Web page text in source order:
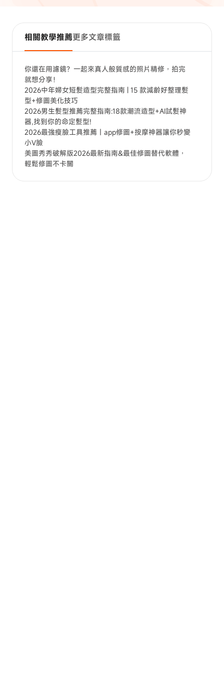
相關教學推薦更多文章標籤
你還在用濾鏡？一起來真人般質感的照片精修，拍完
就想分享！
2026中年婦女短髮造型完整指南 | 15 款減齡好整理髮
型+修圖美化技巧
2026男生髮型推薦完整指南:18款潮流造型+AI試髮神
器,找到你的命定髮型!
2026最強瘦臉工具推薦｜app修圖+按摩神器讓你秒變
小V臉
美圖秀秀破解版2026最新指南&最佳修圖替代軟體，
輕鬆修圖不卡關